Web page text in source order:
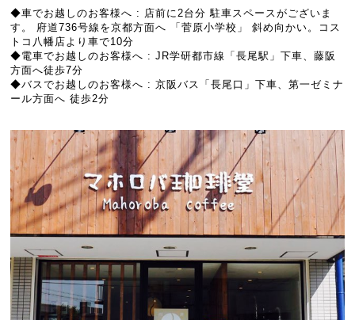
◆車でお越しのお客様へ : 店前に2台分 駐車スペースがございま
す。 府道736号線を京都方面へ 「菅原小学校」 斜め向かい。コス
トコ八幡店より車で10分
◆電車でお越しのお客様へ : JR学研都市線「長尾駅」下車、藤阪
方面へ徒歩7分
◆バスでお越しのお客様へ : 京阪バス「長尾口」下車、第一ゼミナ
ール方面へ 徒歩2分